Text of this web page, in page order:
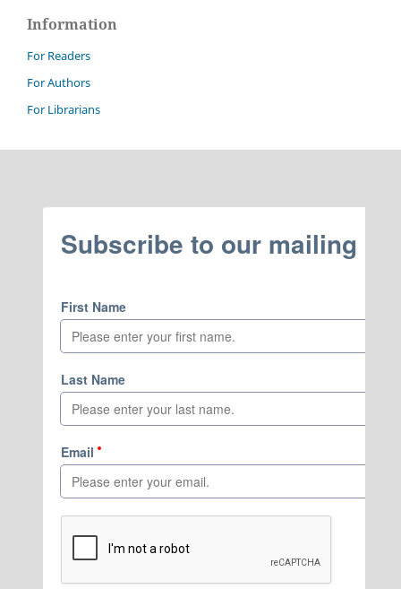
Information
For Readers
For Authors
For Librarians